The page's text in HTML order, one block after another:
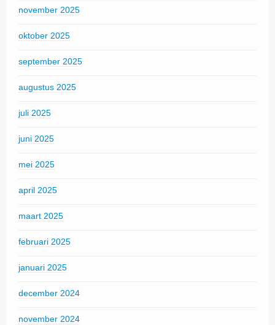
november 2025
oktober 2025
september 2025
augustus 2025
juli 2025
juni 2025
mei 2025
april 2025
maart 2025
februari 2025
januari 2025
december 2024
november 2024